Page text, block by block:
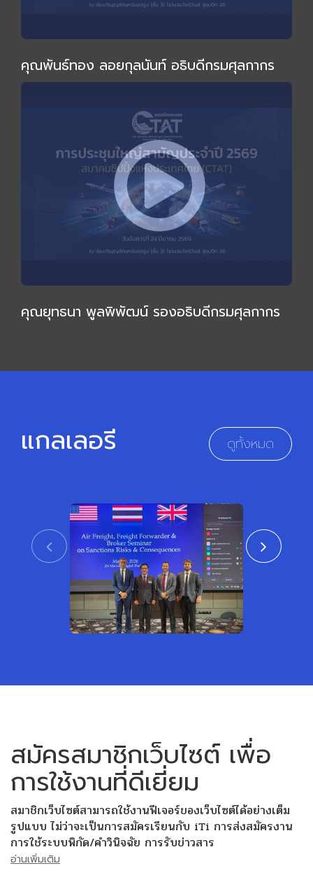
คุณพันธ์ทอง ลอยกุลนันท์ อธิบดีกรมศุลกากร
ร่วมงานและกล่าวปาฐกถาพิเศษในการประชุมใหญ่
คุณยุทธนา พูลพิพัฒน์ รองอธิบดีกรมศุลกากร
แกลเลอรี ดูทั้งหมด
สมัครสมาชิกเว็บไซต์ เพื่อ
การใช้งานที่ดีเยี่ยม
สมาชิกเว็บไซต์สามารถใช้งานฟีเจอร์ของเว็บไซต์ได้อย่างเต็ม
รูปแบบ ไม่ว่าจะเป็นการสมัครเรียนกับ iTi การส่งสมัครงาน
การใช้ระบบพิกัด/คำวินิจฉัย การรับข่าวสาร
อ่านเพิ่มเติม